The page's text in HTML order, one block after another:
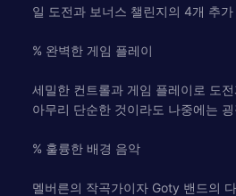
일 도전과 보너스 챌린지의 4개 추
% 완벽한 게임 플레이
세밀한 컨트롤과 게임 플레이로 도
아무리 단순한 것이라도 나중에는
% 훌륭한 배경 음악
멜버른의 작곡가이자 Goty 밴드의